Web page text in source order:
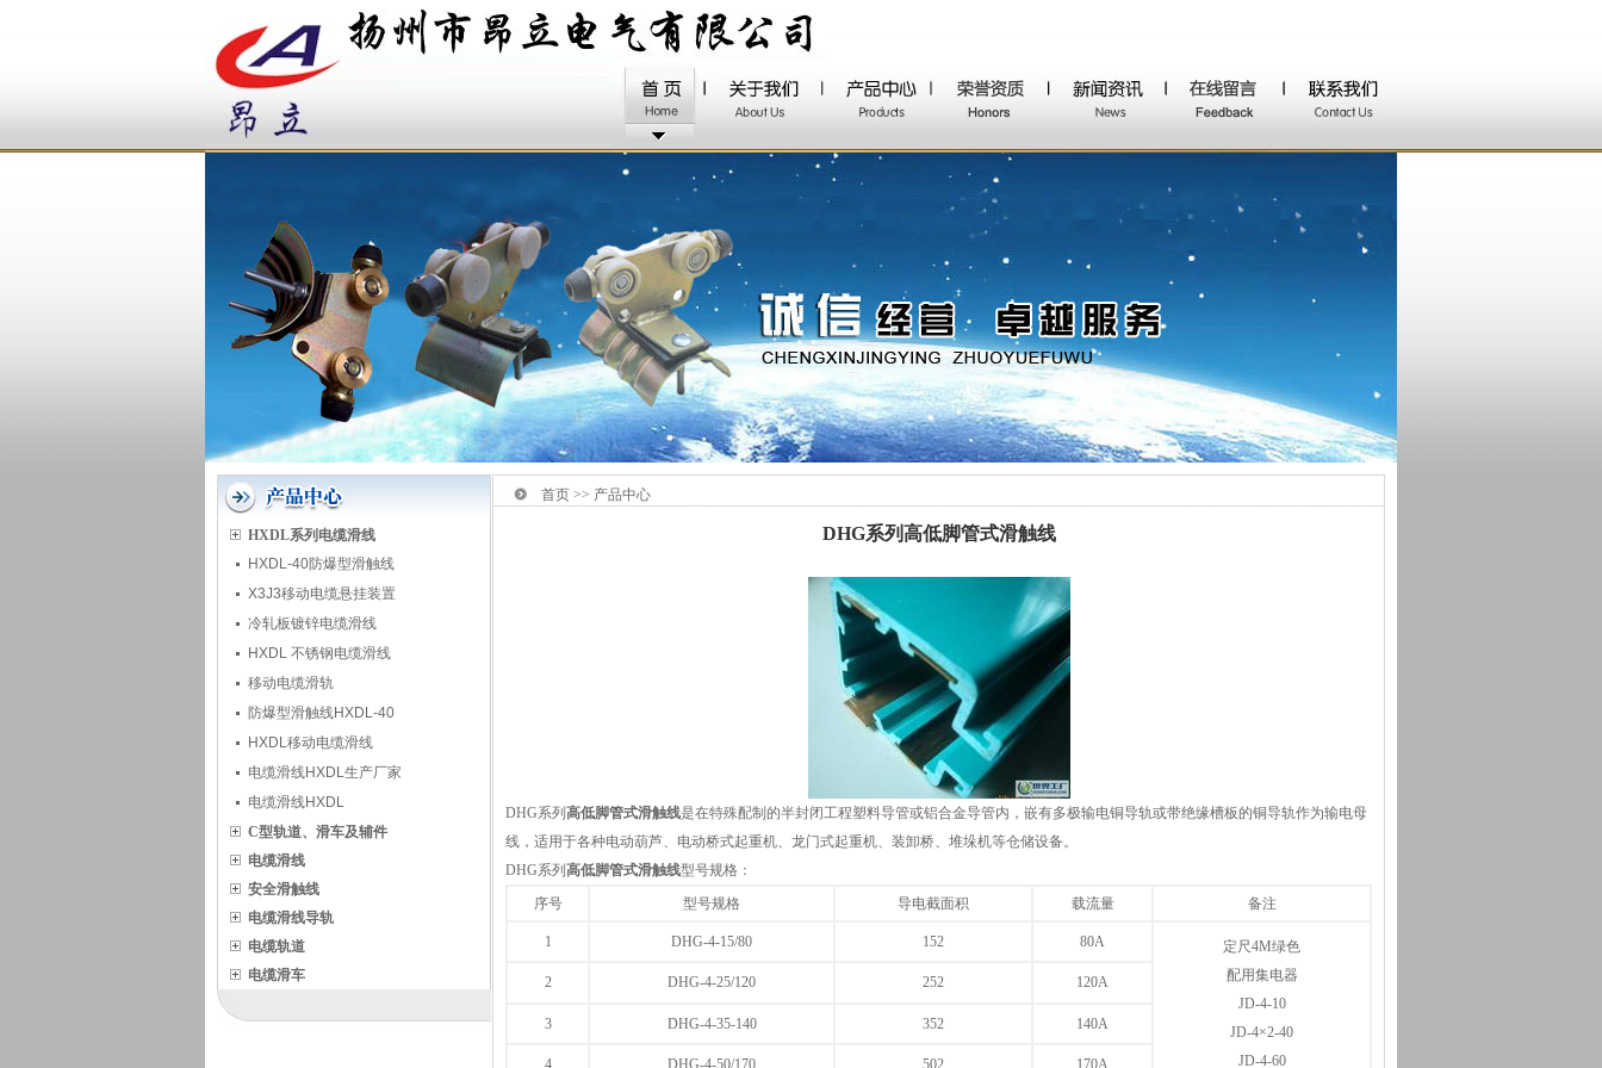
HXDL系列电缆滑线
HXDL-40防爆型滑触线
X3J3移动电缆悬挂装置
冷轧板镀锌电缆滑线
HXDL 不锈钢电缆滑线
移动电缆滑轨
防爆型滑触线HXDL-40
HXDL移动电缆滑线
电缆滑线HXDL生产厂家
电缆滑线HXDL
C型轨道、滑车及辅件
电缆滑线
安全滑触线
电缆滑线导轨
电缆轨道
电缆滑车
首页 >> 产品中心
DHG系列高低脚管式滑触线
DHG系列 高低脚管式滑触线是在特殊配制的半封闭工程塑料导管或铝合金导管内，嵌有多极输电铜导轨或带绝缘槽板的铜导轨作为输电母
线，适用于各种电动葫芦、电动桥式起重机、龙门式起重机、装卸桥、堆垛机等仓储设备。
DHG系列 高低脚管式滑触线型号规格：
序号
型号规格 导电截面积 载流量 备注
1 DHG-4-15/80 152 80A
定尺4M绿色
配用集电器
JD-4-10
JD-4×2-40
JD-4-60
2 DHG-4-25/120 252 120A
3 DHG-4-35-140 352 140A
4 DHG-4-50/170 502 170A